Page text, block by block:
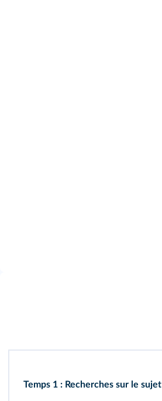
Temps 1 : Recherches sur le sujet